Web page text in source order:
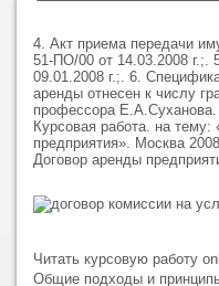
4. Акт приема передачи
51-ПО/00 от 14.03.2008
09.01.2008 г.;. 6.
аренды отнесен к числу
профессора
Курсовая работа. на
предприятия». Москва
Договор аренды
Читать курсовую работу
Общие подходы и